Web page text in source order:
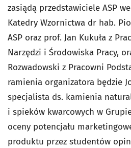
zasiądą przedstawiciele ASP
Katedry Wzornictwa dr hab.
ASP oraz prof. Jan Kukuła z
Narzędzi i Środowiska Pracy,
Rozwadowski z Pracowni
ramienia organizatora będzie
specjalista ds. kamienia
i spieków kwarcowych w
oceny potencjału
produktu przez studentów